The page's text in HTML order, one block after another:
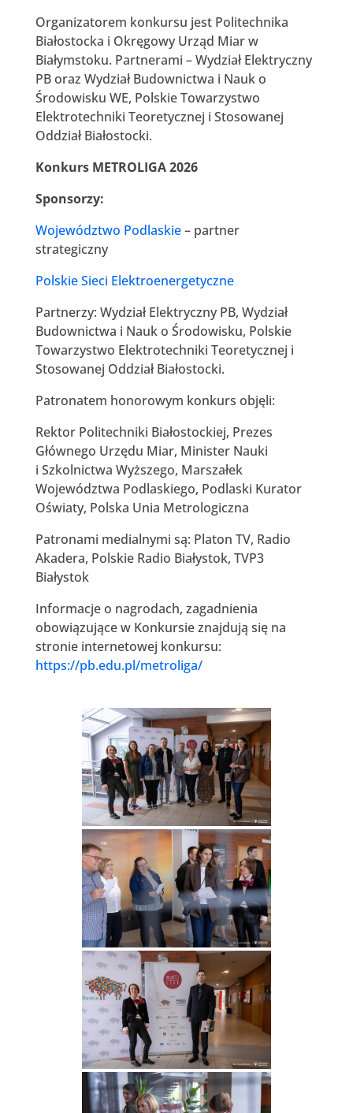
Organizatorem konkursu jest Politechnika
Białostocka i Okręgowy Urząd Miar w
Białymstoku. Partnerami – Wydział Elektryczny
PB oraz Wydział Budownictwa i Nauk o
Środowisku WE, Polskie Towarzystwo
Elektrotechniki Teoretycznej i Stosowanej
Oddział Białostocki.
Konkurs METROLIGA 2026
Sponsorzy:
Województwo Podlaskie– partner
strategiczny
Polskie Sieci Elektroenergetyczne
Partnerzy: Wydział Elektryczny PB, Wydział
Budownictwa i Nauk o Środowisku, Polskie
Towarzystwo Elektrotechniki Teoretycznej i
Stosowanej Oddział Białostocki.
Patronatem honorowym konkurs objęli:
Rektor Politechniki Białostockiej, Prezes
Głównego Urzędu Miar, Minister Nauki
i Szkolnictwa Wyższego, Marszałek
Województwa Podlaskiego, Podlaski Kurator
Oświaty, Polska Unia Metrologiczna
Patronami medialnymi są: Platon TV, Radio
Akadera, Polskie Radio Białystok, TVP3
Białystok
Informacje o nagrodach, zagadnienia
obowiązujące w Konkursie znajdują się na
stronie internetowej konkursu:
https://pb.edu.pl/metroliga/